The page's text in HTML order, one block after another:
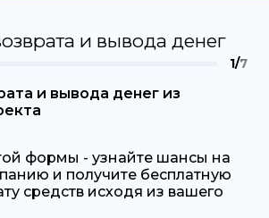
и вывода денег
1/7
и вывода денег из
формы - узнайте шансы на
и получите бесплатную
средств исходя из вашего